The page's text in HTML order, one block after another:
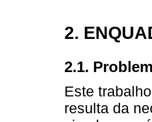
2.
2.1.
Este
resulta da